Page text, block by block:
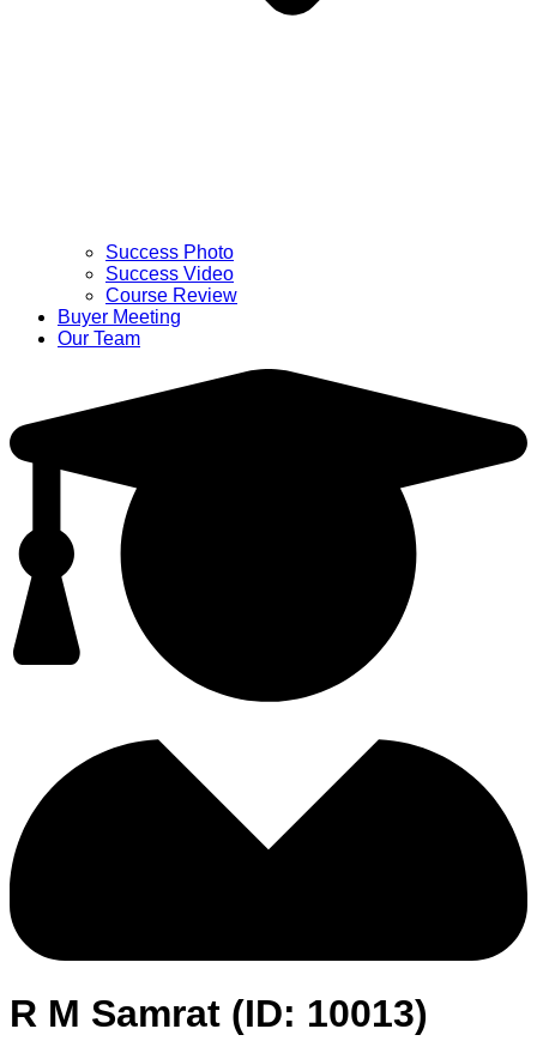
Success Photo
Success Video
Course Review
Buyer Meeting
Our Team
R M Samrat (ID: 10013)